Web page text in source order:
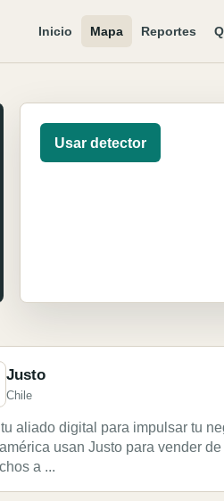
Inicio Mapa Reportes
Usar detector
Justo
Chile
aliado digital para impulsar tu
usan Justo para vender
a ...